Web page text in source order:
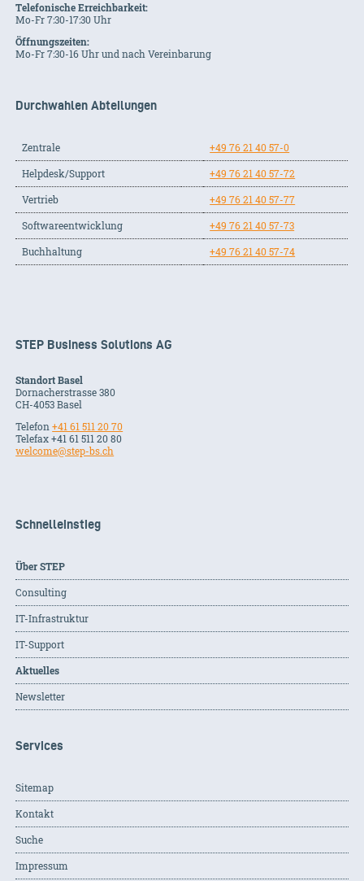
Telefonische Erreichbarkeit:
Mo-Fr 7:30-17:30 Uhr
Öffnungszeiten:
Mo-Fr 7:30-16 Uhr und nach Vereinbarung
Durchwahlen Abteilungen
Zentrale
+49 76 21 40 57-0
Helpdesk/Support
+49 76 21 40 57-72
Vertrieb
+49 76 21 40 57-77
Softwareentwicklung
+49 76 21 40 57-73
Buchhaltung
+49 76 21 40 57-74
STEP Business Solutions AG
Standort Basel
Dornacherstrasse 380
CH-4053Basel
Telefon+41 61 511 20 70
Telefax +41 61 511 20 80
welcome@step-bs.ch
Schnelleinstieg
Über STEP
Consulting
IT-Infrastruktur
IT-Support
Aktuelles
Newsletter
Services
Sitemap
Kontakt
Suche
Impressum